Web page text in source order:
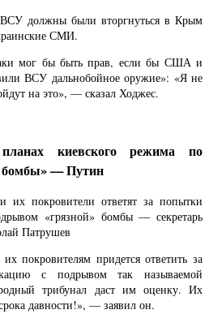
должны были вторгнуться в Крым
СМИ.
мог бы быть прав, если бы США и
ВСУ дальнобойное оружие»: «Я не
на это», — сказал Ходжес.
киевского режима по
бомбы» — Путин
покровители ответят за попытки
«грязной» бомбы — секретарь
Патрушев
покровителям придется ответить за
с подрывом так называемой
трибунал даст им оценку. Их
давности!», — заявил он.